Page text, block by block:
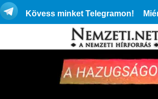
Kövess minket Telegramon!